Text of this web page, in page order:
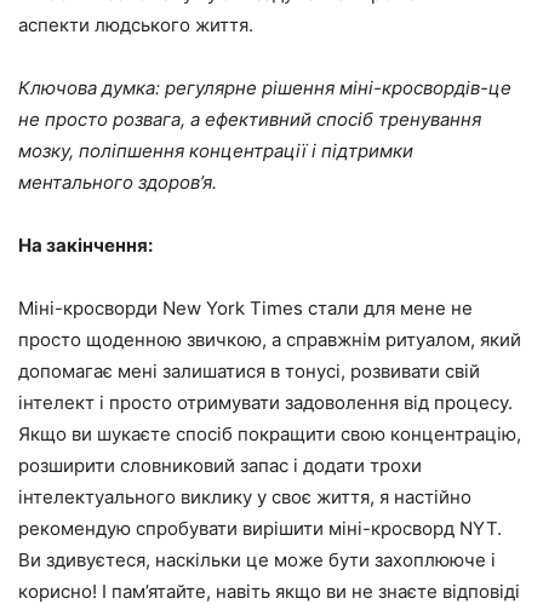
аспекти людського життя.
Ключова думка: регулярне рішення міні-кросвордів-це
не просто розвага, а ефективний спосіб тренування
мозку, поліпшення концентрації і підтримки
ментального здоров’я.
На закінчення:
Міні-кросворди New York Times стали для мене не
просто щоденною звичкою, а справжнім ритуалом, який
допомагає мені залишатися в тонусі, розвивати свій
інтелект і просто отримувати задоволення від процесу.
Якщо ви шукаєте спосіб покращити свою концентрацію,
розширити словниковий запас і додати трохи
інтелектуального виклику у своє життя, я настійно
рекомендую спробувати вирішити міні-кросворд NYT.
Ви здивуєтеся, наскільки це може бути захоплююче і
корисно! І пам’ятайте, навіть якщо ви не знаєте відповіді